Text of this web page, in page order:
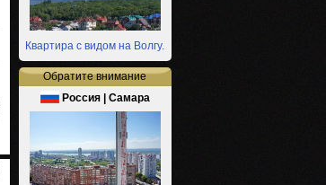
Квартира с видом на Волгу.
Обратите внимание
Россия | Самара